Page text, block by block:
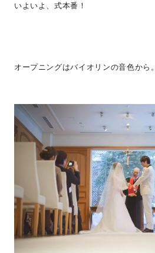
いよいよ、式本番！
オープニングはバイオリンの音色から。